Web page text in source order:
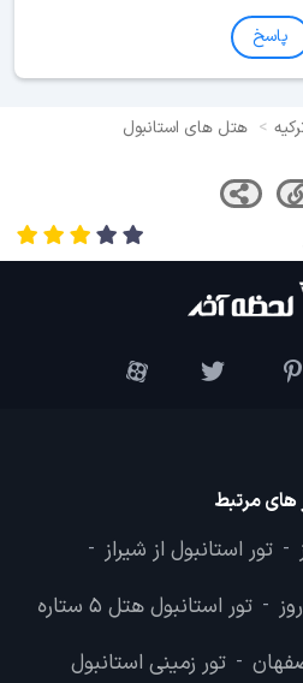
پاسخ
هتل های استانبول
های مرتبط
- تور استانبول از شیراز -
- تور استانبول هتل 5 ستاره
- تور زمینی استانبول